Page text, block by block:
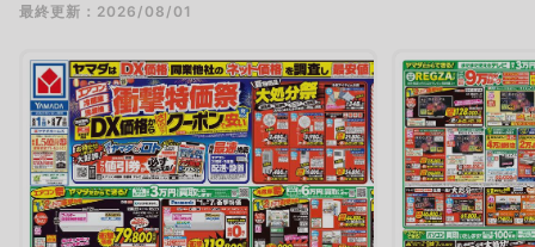
最終更新：2026/08/01